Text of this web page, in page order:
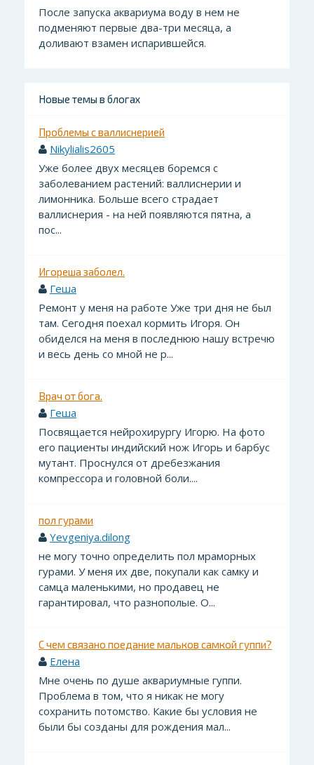
После запуска аквариума воду в нем не
подменяют первые два-три месяца, а
доливают взамен испарившейся.
Новые темы в блогах
Проблемы с валлиснерией
Nikylialis2605
Уже более двух месяцев боремся с
заболеванием растений: валлиснерии и
лимонника. Больше всего страдает
валлиснерия - на ней появляются пятна, а
пос...
Игореша заболел.
Геша
Ремонт у меня на работе Уже три дня не был
там. Сегодня поехал кормить Игоря. Он
обиделся на меня в последнюю нашу встречю
и весь день со мной не р...
Врач от бога.
Геша
Посвящается нейрохирургу Игорю. На фото
его пациенты индийский нож Игорь и барбус
мутант. Проснулся от дребезжания
компрессора и головной боли....
пол гурами
Yevgeniya.dilong
не могу точно определить пол мраморных
гурами. У меня их две, покупали как самку и
самца маленькими, но продавец не
гарантировал, что разнополые. О...
С чем связано поедание мальков самкой гуппи?
Елена
Мне очень по душе аквариумные гуппи.
Проблема в том, что я никак не могу
сохранить потомство. Какие бы условия не
были бы созданы для рождения мал...